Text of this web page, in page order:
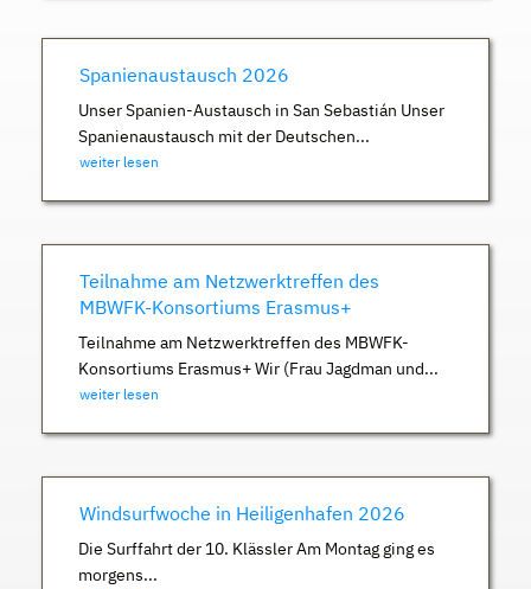
Spanienaustausch 2026
Unser Spanien-Austausch in San Sebastián Unser
Spanienaustausch mit der Deutschen...
weiter lesen
Teilnahme am Netzwerktreffen des
MBWFK-Konsortiums Erasmus+
Teilnahme am Netzwerktreffen des MBWFK-
Konsortiums Erasmus+ Wir (Frau Jagdman und...
weiter lesen
Windsurfwoche in Heiligenhafen 2026
Die Surffahrt der 10. Klässler Am Montag ging es
morgens...